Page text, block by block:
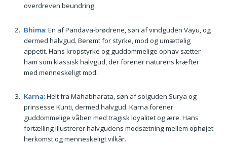
overdreven beundring.
Bhima: En af Pandava-brødrene, søn af vindguden Vayu, og
dermed halvgud. Berømt for styrke, mod og umættelig
appetit. Hans kropstyrke og guddommelige ophav sætter
ham som klassisk halvgud, der forener naturens kræfter
med menneskeligt mod.
Karna: Helt fra Mahabharata, søn af solguden Surya og
prinsesse Kunti, dermed halvgud. Karna forener
guddommelige våben med tragisk loyalitet og ære. Hans
fortælling illustrerer halvgudens modsætning mellem ophøjet
herkomst og menneskeligt vilkår.